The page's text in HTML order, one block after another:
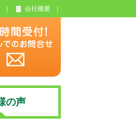
会社概要
の声